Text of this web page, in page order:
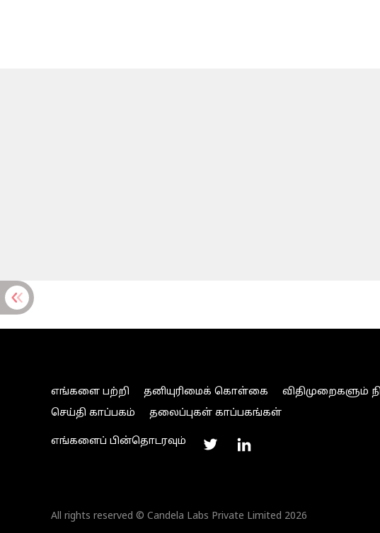
எங்களை பற்றி தனியுரிமைக் கொள்கை விதிமுறைகளும்
செய்தி காப்பகம்
தலைப்புகள் காப்பகங்கள்
எங்களைப் பின்தொடரவும்
All rights reserved © Candela Labs Private Limited 2026